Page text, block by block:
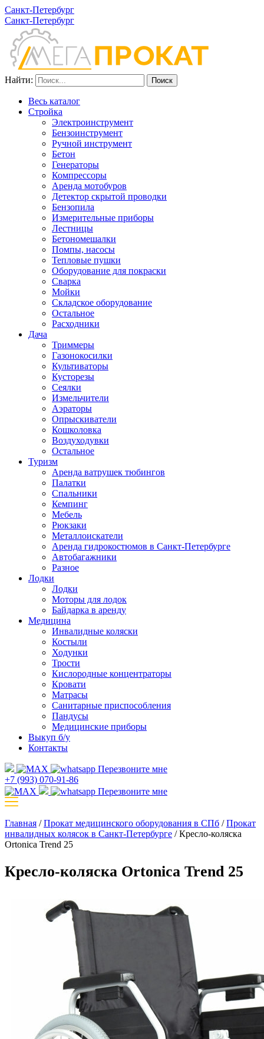
Санкт-Петербург
Санкт-Петербург
Найти:
Весь каталог
Стройка
Электроинструмент
Бензоинструмент
Ручной инструмент
Бетон
Генераторы
Компрессоры
Аренда мотобуров
Детектор скрытой проводки
Бензопила
Измерительные приборы
Лестницы
Бетономешалки
Помпы, насосы
Тепловые пушки
Оборудование для покраски
Сварка
Мойки
Складское оборудование
Остальное
Расходники
Дача
Триммеры
Газонокосилки
Культиваторы
Кусторезы
Сеялки
Измельчители
Аэраторы
Опрыскиватели
Кошколовка
Воздуходувки
Остальное
Туризм
Аренда ватрушек тюбингов
Палатки
Спальники
Кемпинг
Мебель
Рюкзаки
Металлоискатели
Аренда гидрокостюмов в Санкт-Петербурге
Автобагажники
Разное
Лодки
Лодки
Моторы для лодок
Байдарка в аренду
Медицина
Инвалидные коляски
Костыли
Ходунки
Трости
Кислородные концентраторы
Кровати
Матрасы
Санитарные приспособления
Пандусы
Медицинские приборы
Выкуп б/у
Контакты
Перезвоните мне
+7 (993) 070-91-86
Перезвоните мне
Главная /Прокат медицинского оборудования в СПб /Прокат
инвалидных колясок в Санкт-Петербурге /Кресло-коляска
Ortonica Trend 25
Кресло-коляска Ortonica Trend 25